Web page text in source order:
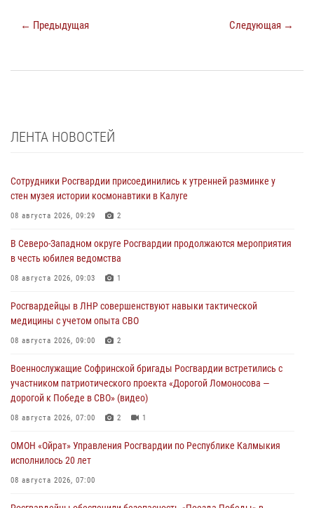
← Предыдущая Следующая →
ЛЕНТА НОВОСТЕЙ
Сотрудники Росгвардии присоединились к утренней разминке у
стен музея истории космонавтики в Калуге
08 августа 2026, 09:29 2
В Северо-Западном округе Росгвардии продолжаются мероприятия
в честь юбилея ведомства
08 августа 2026, 09:03 1
Росгвардейцы в ЛНР совершенствуют навыки тактической
медицины с учетом опыта СВО
08 августа 2026, 09:00 2
Военнослужащие Софринской бригады Росгвардии встретились с
участником патриотического проекта «Дорогой Ломоносова —
дорогой к Победе в СВО» (видео)
08 августа 2026, 07:00 2 1
ОМОН «Ойрат» Управления Росгвардии по Республике Калмыкия
исполнилось 20 лет
08 августа 2026, 07:00